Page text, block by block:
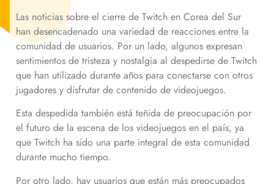
Las noticias sobre el cierre de Twitch en Corea del Sur
han desencadenado una variedad de reacciones entre la
comunidad de usuarios. Por un lado, algunos expresan
sentimientos de tristeza y nostalgia al despedirse de Twitch
que han utilizado durante años para conectarse con otros
jugadores y disfrutar de contenido de videojuegos.
Esta despedida también está teñida de preocupación por
el futuro de la escena de los videojuegos en el país, ya
que Twitch ha sido una parte integral de esta comunidad
durante mucho tiempo.
Por otro lado, hay usuarios que están más preocupados